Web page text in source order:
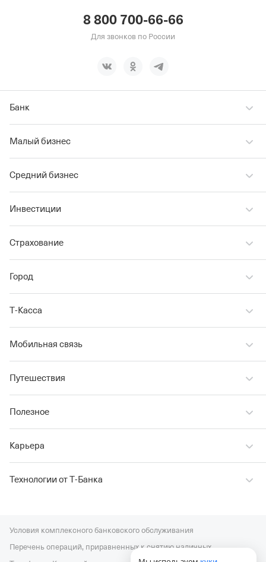
8 800 700-66-66
Для звонков по России
Банк
Малый бизнес
Средний бизнес
Инвестиции
Страхование
Город
Т‑Касса
Мобильная связь
Путешествия
Полезное
Карьера
Технологии от Т‑Банка
Условия комплексного банковского обслуживания
Перечень операций, приравненных к снятию наличных